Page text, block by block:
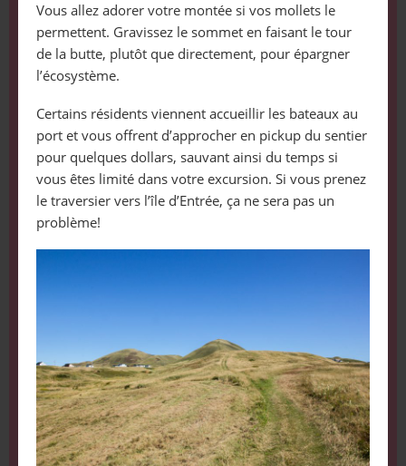
Vous allez adorer votre montée si vos mollets le
permettent. Gravissez le sommet en faisant le tour
de la butte, plutôt que directement, pour épargner
l’écosystème.
Certains résidents viennent accueillir les bateaux au
port et vous offrent d’approcher en pickup du sentier
pour quelques dollars, sauvant ainsi du temps si
vous êtes limité dans votre excursion. Si vous prenez
le traversier vers l’île d’Entrée, ça ne sera pas un
problème!